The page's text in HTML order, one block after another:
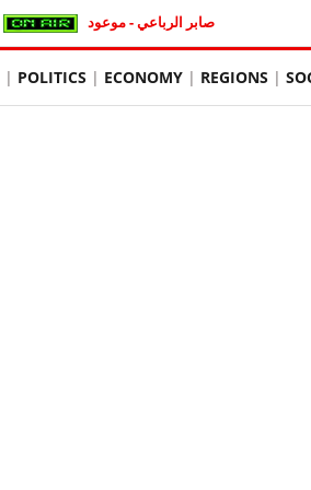
صابر الرباعي - موعود
POLITICS ECONOMY REGIONS